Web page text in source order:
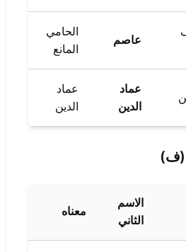
عاصم
الحامي
المانع
عماد
الدين
عماد
الدين
(ف)
الاسم
الثاني
معناه